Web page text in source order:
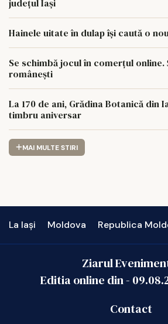
județul Iași
Hainele uitate în dulap îşi caută o
Se schimbă jocul în comerțul online.
românești
La 170 de ani, Grădina Botanică din
timbru aniversar
MAI MULTE STIRI
La Iași Moldova Republica
Ziarul
Editia online din -
Contact